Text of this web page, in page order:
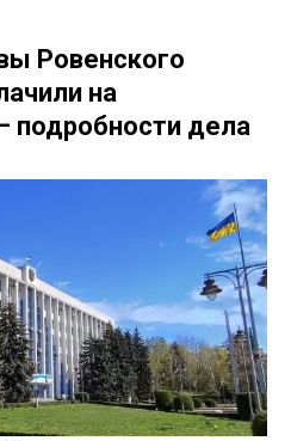
Ровенского
на
подробности дела